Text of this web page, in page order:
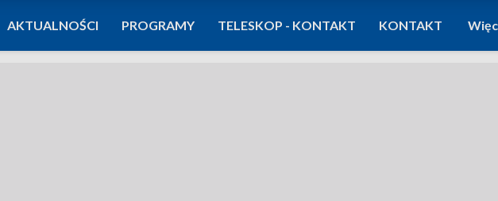
AKTUALNOŚCI PROGRAMY TELESKOP - KONTAKT KONTAKT